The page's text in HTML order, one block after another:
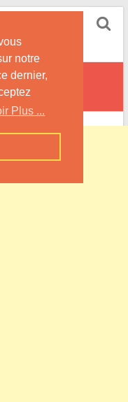
notre
dernier,
Plus ...